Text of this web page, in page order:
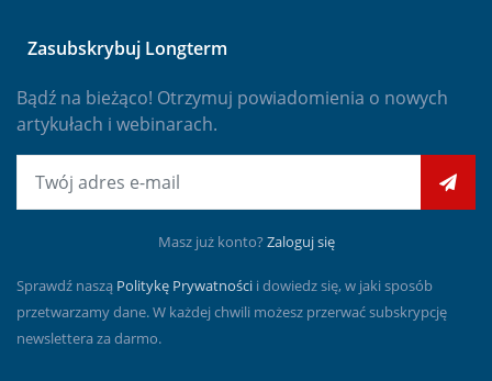
Zasubskrybuj Longterm
Bądź na bieżąco! Otrzymuj powiadomienia o nowych
artykułach i webinarach.
Masz już konto? Zaloguj się
Sprawdź naszą Politykę Prywatności i dowiedz się, w jaki sposób
przetwarzamy dane. W każdej chwili możesz przerwać subskrypcję
newslettera za darmo.